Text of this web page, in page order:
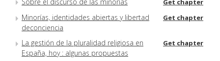
Get chapter
Minorías, identidades abiertas y libertad
deconciencia
Get chapter
La gestión de la pluralidad religiosa en
España, hoy : algunas propuestas
Get chapter